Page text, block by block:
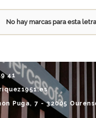
No hay marcas para esta
41
Puga, 7 - 32005